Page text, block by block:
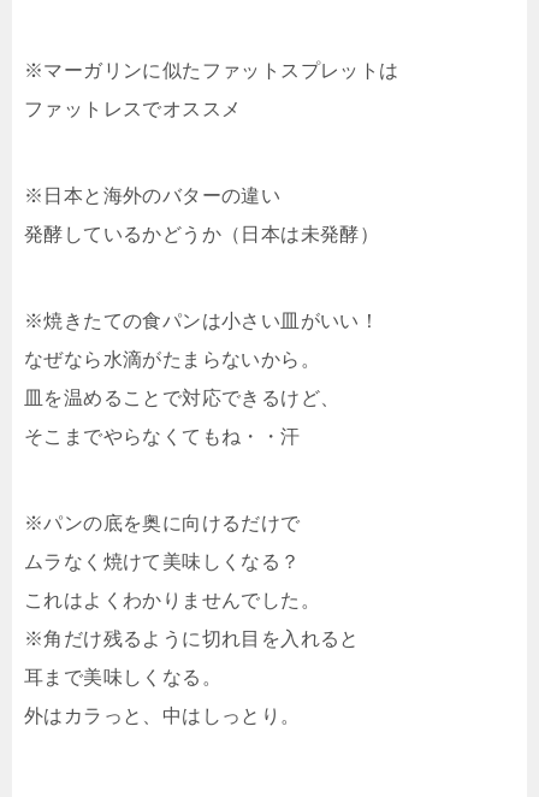
※マーガリンに似たファットスプレットは
ファットレスでオススメ
※日本と海外のバターの違い
発酵しているかどうか（日本は未発酵）
※焼きたての食パンは小さい皿がいい！
なぜなら水滴がたまらないから。
皿を温めることで対応できるけど、
そこまでやらなくてもね・・汗
※パンの底を奥に向けるだけで
ムラなく焼けて美味しくなる？
これはよくわかりませんでした。
※角だけ残るように切れ目を入れると
耳まで美味しくなる。
外はカラっと、中はしっとり。